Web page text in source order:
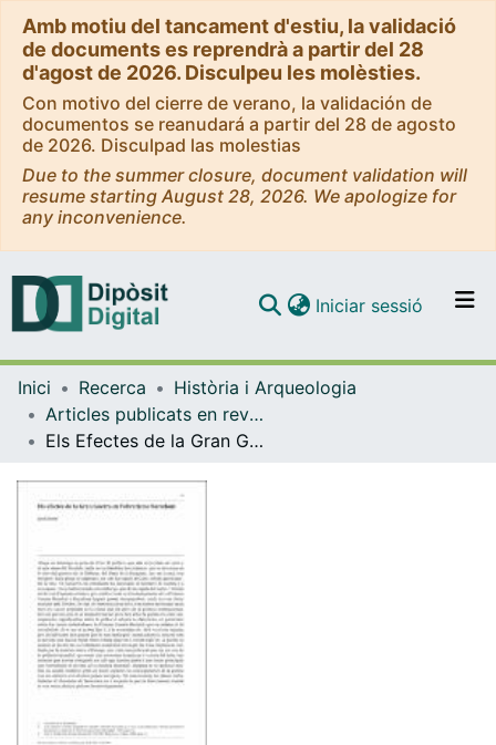
Amb motiu del tancament d'estiu, la validació
de documents es reprendrà a partir del 28
d'agost de 2026. Disculpeu les molèsties.
Con motivo del cierre de verano, la validación de
documentos se reanudará a partir del 28 de agosto
de 2026. Disculpad las molestias
Due to the summer closure, document validation will
resume starting August 28, 2026. We apologize for
any inconvenience.
Navega per tot el DD
Com publicar
Iniciar sessió (current)
Inici Recerca
Història i Arqueologia
Articles publicats en revistes (Història i Arqueologia)
Els Efectes de la Gran Guerra en l'obrerisme barceloní